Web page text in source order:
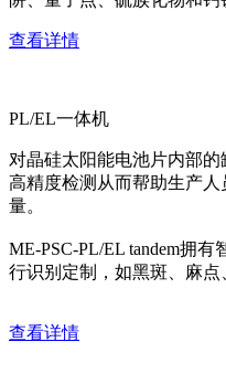
查看详情
PL/EL一体机
对晶硅太阳能电池片内部
高精度检测从而帮助生产
量。
ME-PSC-PL/EL tandem拥
行识别定制，如黑斑、麻点
查看详情